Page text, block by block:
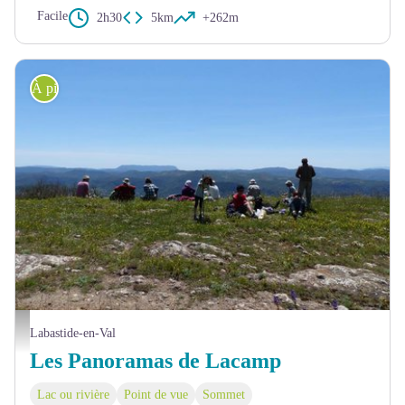
Facile 2h30 5km +262m
Pic Nic
À pied
Labastide-en-Val
Les Panoramas de Lacamp
Lac ou rivière Point de vue Sommet